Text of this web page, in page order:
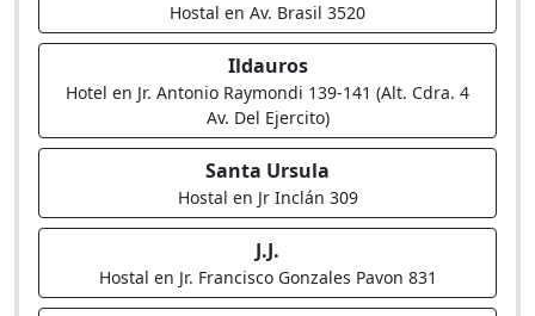
Hostal en Av. Brasil 3520
Ildauros
Hotel en Jr. Antonio Raymondi 139-141 (Alt. Cdra. 4
Av. Del Ejercito)
Santa Ursula
Hostal en Jr Inclán 309
J.J.
Hostal en Jr. Francisco Gonzales Pavon 831